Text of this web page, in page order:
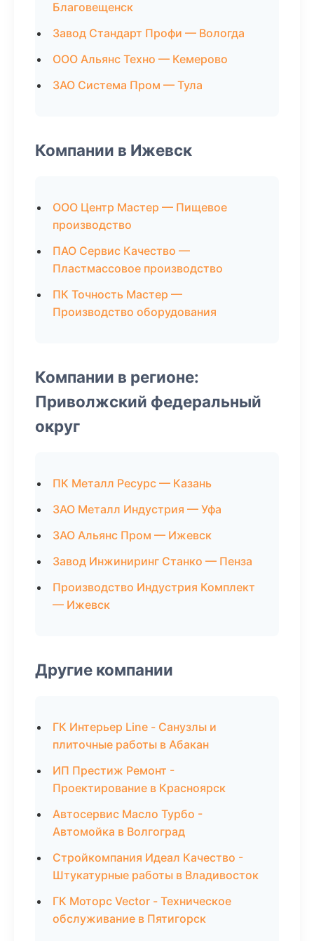
Благовещенск
Завод Стандарт Профи — Вологда
ООО Альянс Техно — Кемерово
ЗАО Система Пром — Тула
Компании в Ижевск
ООО Центр Мастер — Пищевое
производство
ПАО Сервис Качество —
Пластмассовое производство
ПК Точность Мастер —
Производство оборудования
Компании в регионе:
Приволжский федеральный
округ
ПК Металл Ресурс — Казань
ЗАО Металл Индустрия — Уфа
ЗАО Альянс Пром — Ижевск
Завод Инжиниринг Станко — Пенза
Производство Индустрия Комплект
— Ижевск
Другие компании
ГК Интерьер Line - Санузлы и
плиточные работы в Абакан
ИП Престиж Ремонт -
Проектирование в Красноярск
Автосервис Масло Турбо -
Автомойка в Волгоград
Стройкомпания Идеал Качество -
Штукатурные работы в Владивосток
ГК Моторс Vector - Техническое
обслуживание в Пятигорск